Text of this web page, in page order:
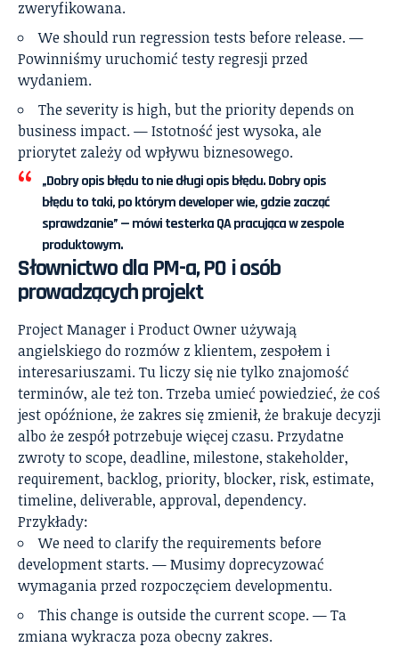
zweryfikowana.
We should run regression tests before release. —
Powinniśmy uruchomić testy regresji przed
wydaniem.
The severity is high, but the priority depends on
business impact. — Istotność jest wysoka, ale
priorytet zależy od wpływu biznesowego.
„Dobry opis błędu to nie długi opis błędu. Dobry opis
błędu to taki, po którym developer wie, gdzie zacząć
sprawdzanie” — mówi testerka QA pracująca w zespole
produktowym.
Słownictwo dla PM-a, PO i osób
prowadzących projekt
Project Manager i Product Owner używają
angielskiego do rozmów z klientem, zespołem i
interesariuszami. Tu liczy się nie tylko znajomość
terminów, ale też ton. Trzeba umieć powiedzieć, że coś
jest opóźnione, że zakres się zmienił, że brakuje decyzji
albo że zespół potrzebuje więcej czasu. Przydatne
zwroty to scope, deadline, milestone, stakeholder,
requirement, backlog, priority, blocker, risk, estimate,
timeline, deliverable, approval, dependency.
Przykłady:
We need to clarify the requirements before
development starts. — Musimy doprecyzować
wymagania przed rozpoczęciem developmentu.
This change is outside the current scope. — Ta
zmiana wykracza poza obecny zakres.